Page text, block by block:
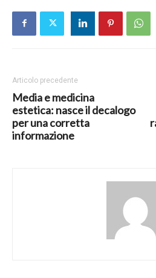
Articolo precedente
Media e medicina
estetica: nasce il decalogo
per una corretta
informazione